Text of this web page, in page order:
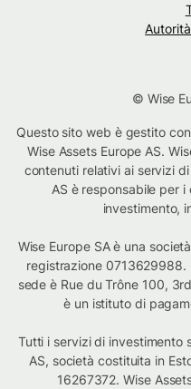
© Wise
Questo sito web è gestito
Wise Assets Europe AS.
contenuti relativi ai servizi
AS è responsabile per
investimento,
Wise Europe SA è una
registrazione 0713629988.
sede è Rue du Trône 100,
è un istituto di
Tutti i servizi di investimento
AS, società costituita in
16267372. Wise